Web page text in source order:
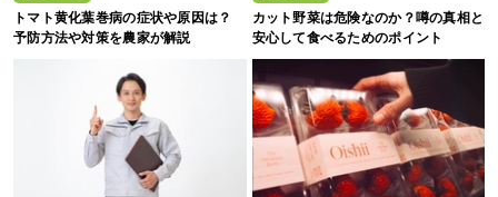
トマト黄化葉巻病の症状や原因は？
予防方法や対策を農家が解説
カット野菜は危険なのか？噂の真相と
安心して食べるためのポイント